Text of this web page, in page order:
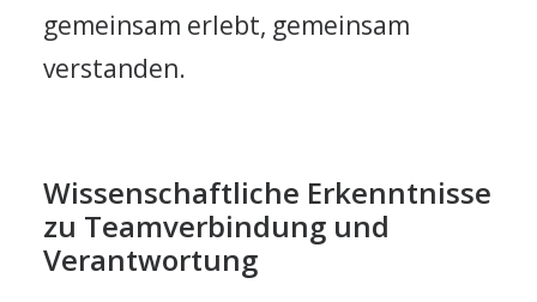
gemeinsam erlebt, gemeinsam
verstanden.
Wissenschaftliche Erkenntnisse
zu Teamverbindung und
Verantwortung